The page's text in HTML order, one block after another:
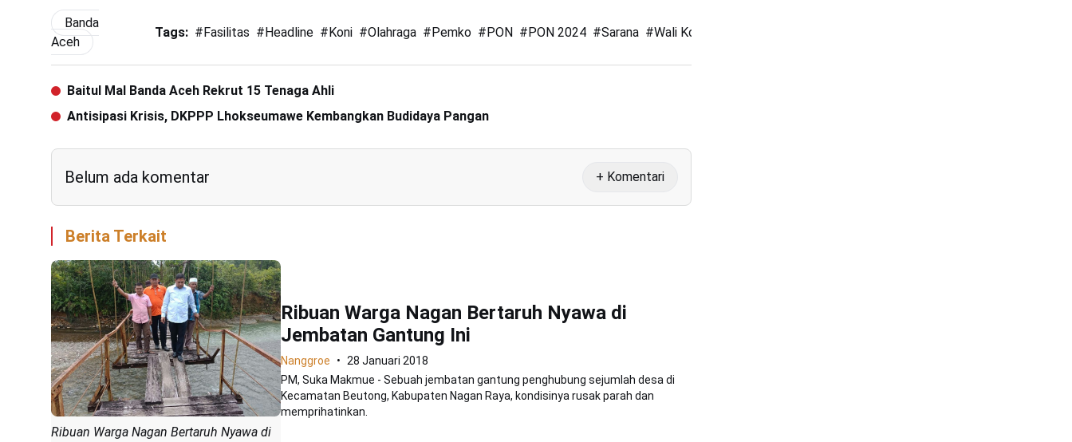
Banda
Aceh
Tags: #Fasilitas #Headline #Koni #Olahraga #Pemko #PON #PON 2024 #Sarana #Wali Kota
Baitul Mal Banda Aceh Rekrut 15 Tenaga Ahli
Antisipasi Krisis, DKPPP Lhokseumawe Kembangkan Budidaya Pangan
Belum ada komentar + Komentari
Berita Terkait
Ribuan Warga Nagan Bertaruh Nyawa di
Ribuan Warga Nagan Bertaruh Nyawa di
Jembatan Gantung Ini
Nanggroe
28 Januari 2018
PM, Suka Makmue - Sebuah jembatan gantung penghubung sejumlah desa di
Kecamatan Beutong, Kabupaten Nagan Raya, kondisinya rusak parah dan
memprihatinkan.